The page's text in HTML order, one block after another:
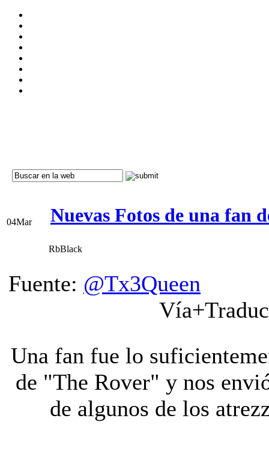
04Mar Nuevas Fotos de una fan
RbBlack
Fuente: @Tx3Queen
Una fan fue lo
de "The Rover" y nos
de algunos de los